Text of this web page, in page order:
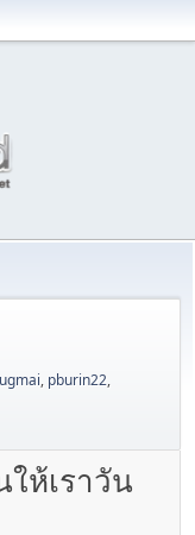
, pburin22,
ห้เราวัน